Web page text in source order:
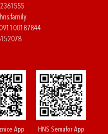
App HNS Semafor App